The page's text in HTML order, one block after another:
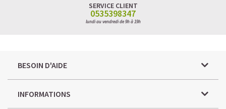
SERVICE CLIENT
0535398347
lundi au vendredi de 9h à 19h
BESOIN D'AIDE
INFORMATIONS